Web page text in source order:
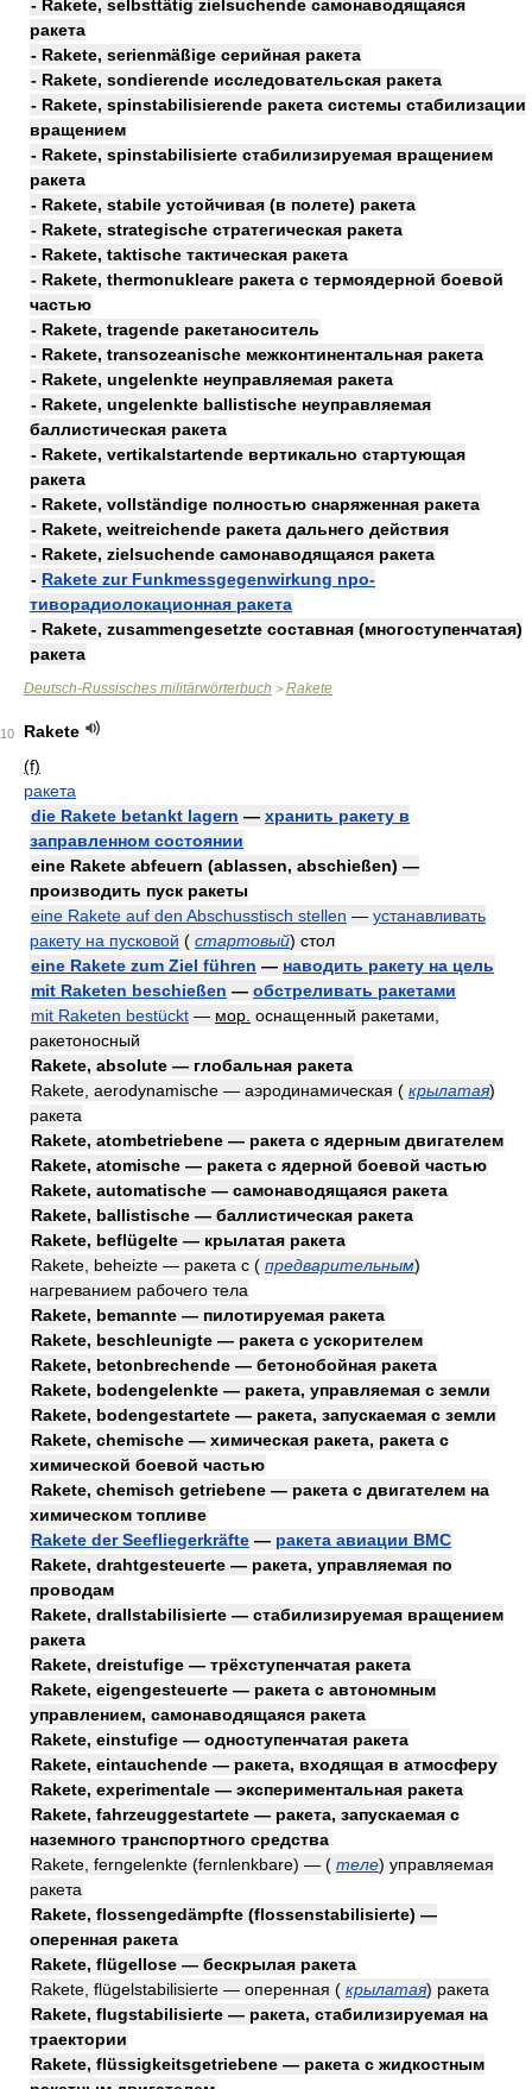
- Rakete, selbsttätig zielsuchende самонаводящаяся
ракета
- Rakete, serienmäßige серийная ракета
- Rakete, sondierende исследовательская ракета
- Rakete, spinstabilisierende ракета системы стабилизации
вращением
- Rakete, spinstabilisierte стабилизируемая вращением
ракета
- Rakete, stabile устойчивая (в полете) ракета
- Rakete, strategische стратегическая ракета
- Rakete, taktische тактическая ракета
- Rakete, thermonukleare ракета с термоядерной боевой
частью
- Rakete, tragende ракетаноситель
- Rakete, transozeanische межконтинентальная ракета
- Rakete, ungelenkte неуправляемая ракета
- Rakete, ungelenkte ballistische неуправляемая
баллистическая ракета
- Rakete, vertikalstartende вертикально стартующая
ракета
- Rakete, vollständige полностью снаряженная ракета
- Rakete, weitreichende ракета дальнего действия
- Rakete, zielsuchende самонаводящаяся ракета
- Rakete zur Funkmessgegenwirkung npo-
тиворадиолокационная ракета
- Rakete, zusammengesetzte составная (многоступенчатая)
ракета
Deutsch-Russisches militärwörterbuch > Rakete
10
Rakete
(f)
ракета
die Rakete betankt lagern — хранить ракету в
заправленном состоянии
eine Rakete abfeuern (ablassen, abschießen) —
производить пуск ракеты
eine Rakete auf den Abschusstisch stellen — устанавливать
ракету на пусковой ( стартовый) стол
eine Rakete zum Ziel führen — наводить ракету на цель
mit Raketen beschießen — обстреливать ракетами
mit Raketen bestückt — мор. оснащенный ракетами,
ракетоносный
Rakete, absolute — глобальная ракета
Rakete, aerodynamische — аэродинамическая ( крылатая)
ракета
Rakete, atombetriebene — ракета с ядерным двигателем
Rakete, atomische — ракета с ядерной боевой частью
Rakete, automatische — самонаводящаяся ракета
Rakete, ballistische — баллистическая ракета
Rakete, beflügelte — крылатая ракета
Rakete, beheizte — ракета с ( предварительным)
нагреванием рабочего тела
Rakete, bemannte — пилотируемая ракета
Rakete, beschleunigte — ракета с ускорителем
Rakete, betonbrechende — бетонобойная ракета
Rakete, bodengelenkte — ракета, управляемая с земли
Rakete, bodengestartete — ракета, запускаемая с земли
Rakete, chemische — химическая ракета, ракета с
химической боевой частью
Rakete, chemisch getriebene — ракета с двигателем на
химическом топливе
Rakete der Seefliegerkräfte — ракета авиации ВМС
Rakete, drahtgesteuerte — ракета, управляемая по
проводам
Rakete, drallstabilisierte — стабилизируемая вращением
ракета
Rakete, dreistufige — трёхступенчатая ракета
Rakete, eigengesteuerte — ракета с автономным
управлением, самонаводящаяся ракета
Rakete, einstufige — одноступенчатая ракета
Rakete, eintauchende — ракета, входящая в атмосферу
Rakete, experimentale — экспериментальная ракета
Rakete, fahrzeuggestartete — ракета, запускаемая с
наземного транспортного средства
Rakete, ferngelenkte (fernlenkbare) — ( теле) управляемая
ракета
Rakete, flossengedämpfte (flossenstabilisierte) —
оперенная ракета
Rakete, flügellose — бескрылая ракета
Rakete, flügelstabilisierte — оперенная ( крылатая) ракета
Rakete, flugstabilisierte — ракета, стабилизируемая на
траектории
Rakete, flüssigkeitsgetriebene — ракета с жидкостным